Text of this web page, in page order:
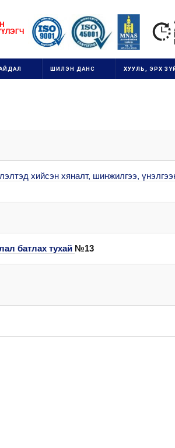
ЛЭГЧ
ШИЛЭН ДАНС ХУУЛЬ, ЭРХ
хийсэн хяналт, шинжилгээ,
батлах тухай №13